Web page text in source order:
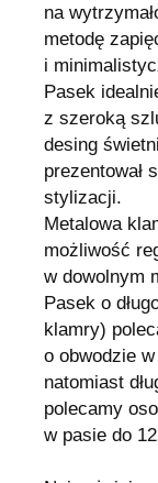
na
metodę
i
Pasek
z szeroką
desing
prezentował
stylizacji.
Metalowa
możliwość
w dowolnym
Pasek o
klamry)
o obwodzie
natomiast
polecamy
w pasie do